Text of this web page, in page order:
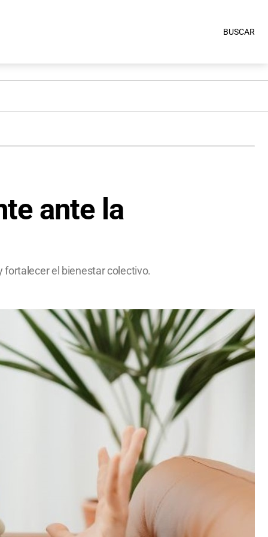
BUSCAR
ante la
el bienestar colectivo.